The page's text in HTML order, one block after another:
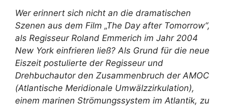
Wer erinnert sich nicht an die dramatischen
Szenen aus dem Film „The Day after Tomorrow“,
als Regisseur Roland Emmerich im Jahr 2004
New York einfrieren ließ? Als Grund für die neue
Eiszeit postulierte der Regisseur und
Drehbuchautor den Zusammenbruch der AMOC
(Atlantische Meridionale Umwälzzirkulation),
einem marinen Strömungssystem im Atlantik, zu